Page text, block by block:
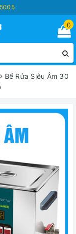
0
Bể Rửa Siêu Âm 30